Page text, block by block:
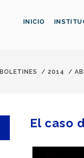
INICIO
BOLETINES / 2014 /
El caso